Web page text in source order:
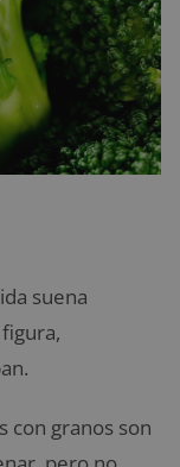
suena
con granos son